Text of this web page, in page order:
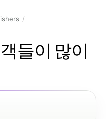
들이 많이